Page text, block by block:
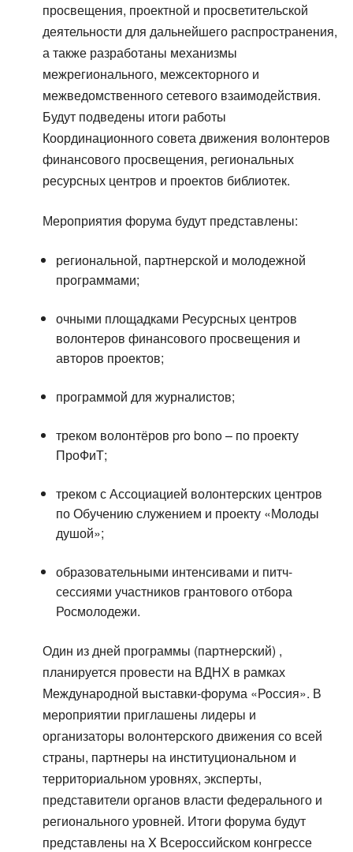
просвещения, проектной и просветительской
деятельности для дальнейшего распространения,
а также разработаны механизмы
межрегионального, межсекторного и
межведомственного сетевого взаимодействия.
Будут подведены итоги работы
Координационного совета движения волонтеров
финансового просвещения, региональных
ресурсных центров и проектов библиотек.
Мероприятия форума будут представлены:
региональной, партнерской и молодежной
программами;
очными площадками Ресурсных центров
волонтеров финансового просвещения и
авторов проектов;
программой для журналистов;
треком волонтёров pro bono – по проекту
ПроФиТ;
треком с Ассоциацией волонтерских центров
по Обучению служением и проекту «Молоды
душой»;
образовательными интенсивами и питч-
сессиями участников грантового отбора
Росмолодежи.
Один из дней программы (партнерский) ,
планируется провести на ВДНХ в рамках
Международной выставки-форума «Россия». В
мероприятии приглашены лидеры и
организаторы волонтерского движения со всей
страны, партнеры на институциональном и
территориальном уровнях, эксперты,
представители органов власти федерального и
регионального уровней. Итоги форума будут
представлены на X Всероссийском конгрессе